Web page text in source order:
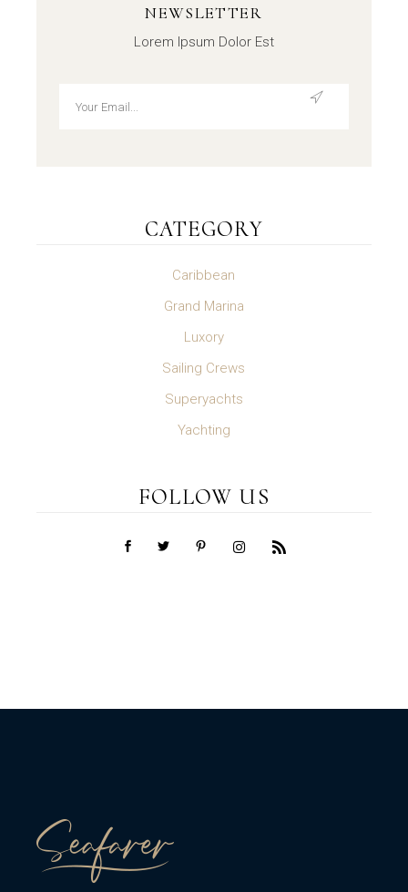
NEWSLETTER
Lorem Ipsum Dolor Est
CATEGORY
Caribbean
Grand Marina
Luxory
Sailing Crews
Superyachts
Yachting
FOLLOW US